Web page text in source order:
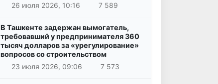
26 июля 2026, 10:16
7 589
В Ташкенте задержан вымогатель,
требовавший у предпринимателя 360
тысяч долларов за «урегулирование»
вопросов со строительством
23 июля 2026, 09:06
7 573